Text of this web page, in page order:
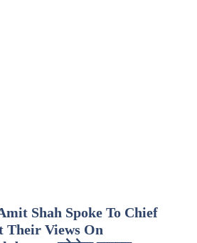
Shah Spoke To Chief
Their Views On